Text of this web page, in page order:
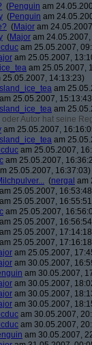
(Penguin am
(Penguin am
(Major am
(Major am
am 25.05.2007,
am 25.05.2007,
am 25.05.2007,
25.05.2007, 14:13:23)
am
am 25.05.2007,
am
Autor hat seine
am 25.05.2007,
am
am 25.05.2007,
am 25.05.2007,
25.05.2007, 16:37:03)
(nergal am
am 25.05.2007,
am 25.05.2007,
am 25.05.2007,
am 25.05.2007,
am 25.05.2007,
am 25.05.2007,
am 25.05.2007,
am 30.05.2007,
am 30.05.2007,
am 30.05.2007,
am 30.05.2007,
am 30.05.2007,
am 30.05.2007,
am 30.05.2007,
am 30.05.2007,